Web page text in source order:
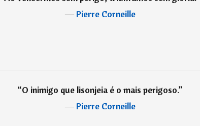
―Pierre Corneille
“O inimigo que lisonjeia é o mais perigoso.”
―Pierre Corneille